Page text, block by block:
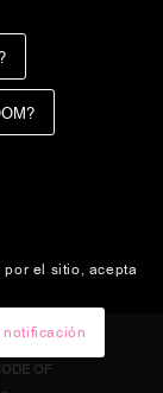
OF
el sitio, acepta